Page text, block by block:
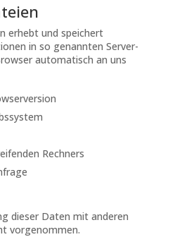
erhebt und speichert
in so genannten Server-
automatisch an uns
Rechners
dieser Daten mit anderen
vorgenommen.